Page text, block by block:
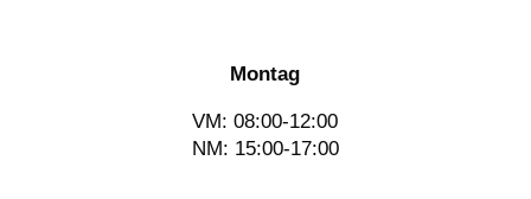
Montag
VM: 08:00-12:00
NM: 15:00-17:00